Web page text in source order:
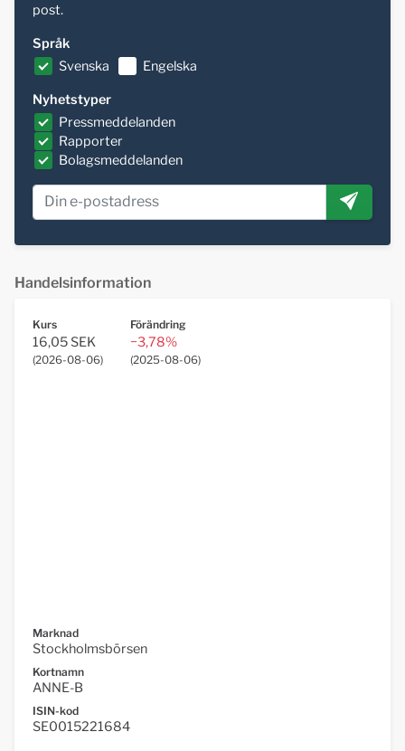
post.
Språk
Svenska
Engelska
Nyhetstyper
Pressmeddelanden
Rapporter
Bolagsmeddelanden
Handelsinformation
Kurs
16,05 SEK
(2026-08-06)
Förändring
−3,78%
(2025-08-06)
Marknad
Stockholmsbörsen
Kortnamn
ANNE-B
ISIN-kod
SE0015221684